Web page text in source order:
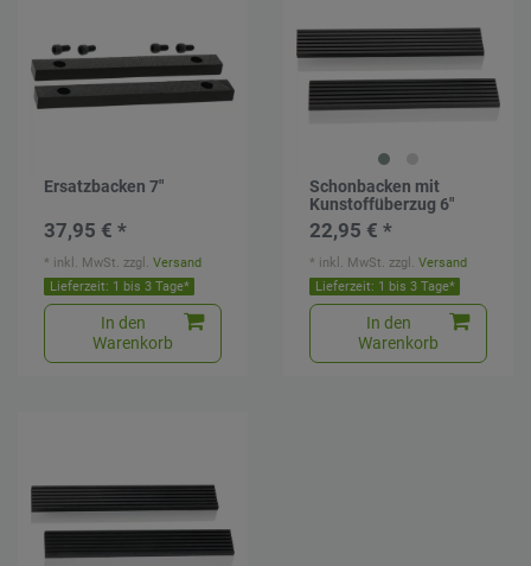
Ersatzbacken 7"
37,95 € *
Lieferzeit: 1 bis 3 Tage*
In den
Warenkorb
* inkl. MwSt. zzgl.Versand
Schonbacken mit
Kunstoffüberzug 6"
22,95 € *
Lieferzeit: 1 bis 3 Tage*
In den
Warenkorb
* inkl. MwSt. zzgl.Versand